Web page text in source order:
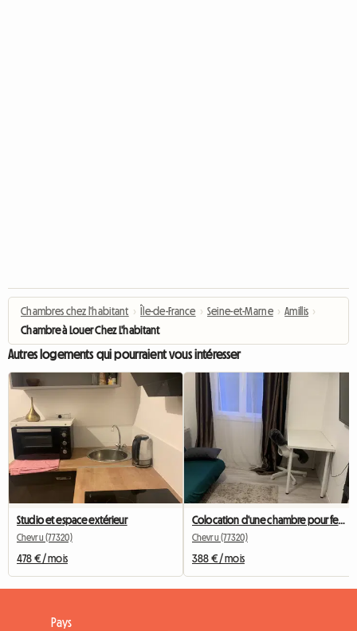
Chambres chez l'habitant › Île-de-France › Seine-et-Marne › Amillis ›
Chambre à Louer Chez L'habitant
Autres logements qui pourraient vous intéresser
Studio et espace extérieur
Chevru (77320)
478 € / mois
Colocation d'une chambre pour femme
Chevru (77320)
388 € / mois
Pays